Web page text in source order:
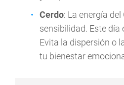
Cerdo: La energía
sensibilidad. Este
Evita la dispersión o
tu bienestar